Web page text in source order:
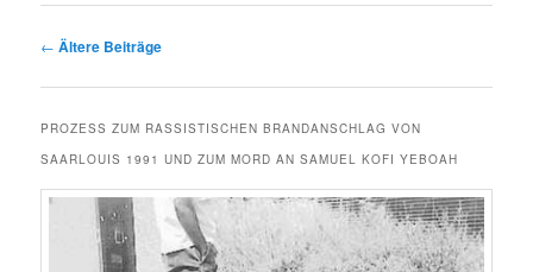
Beitragsnavigation
← Ältere Beiträge
PROZESS ZUM RASSISTISCHEN BRANDANSCHLAG VON
SAARLOUIS 1991 UND ZUM MORD AN SAMUEL KOFI YEBOAH